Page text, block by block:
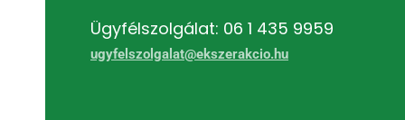
Ügyfélszolgálat: 06 1 435 9959
ugyfelszolgalat@ekszerakcio.hu